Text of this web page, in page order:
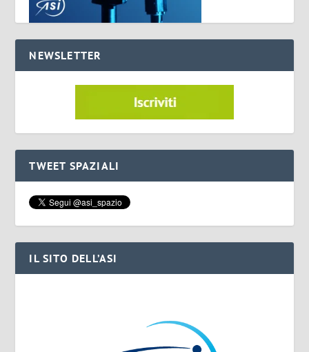
NEWSLETTER
TWEET SPAZIALI
IL SITO DELL’ASI